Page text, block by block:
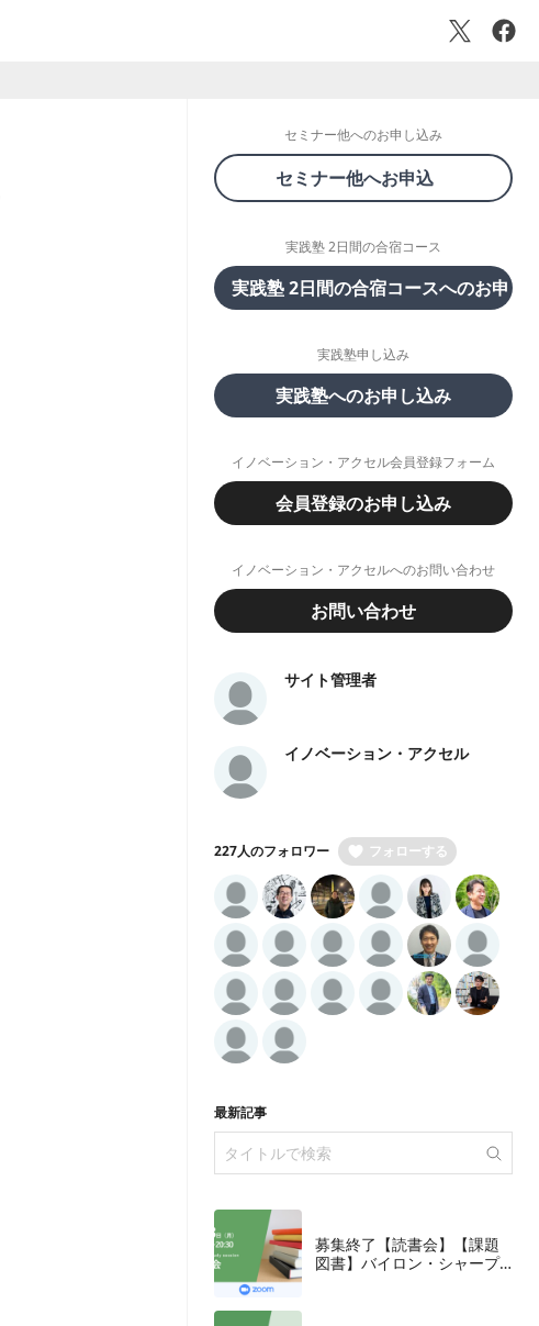
セミナー他へのお申し込み
セミナー他へお申込
実践塾 2日間の合宿コース
実践塾 2日間の合宿コースへのお申し
実践塾申し込み
実践塾へのお申し込み
イノベーション・アクセル会員登録フォーム
会員登録のお申し込み
イノベーション・アクセルへのお問い合わせ
お問い合わせ
サイト管理者
イノベーション・アクセル
227人のフォロワー フォローする
最新記事
募集終了【読書会】【課題
図書】バイロン・シャープ